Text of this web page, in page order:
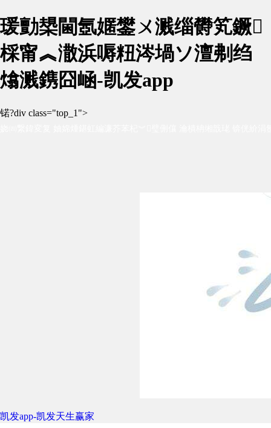
瑗勯槼閫氬嫟鐢ㄨ溅缁欎笂鐝
棌甯︽潵浜嗕粈涔堝ソ澶刜绉
熻溅鎸囧崡-凯发app
锘?div class="top_1">
凯发app-凯发天生赢家